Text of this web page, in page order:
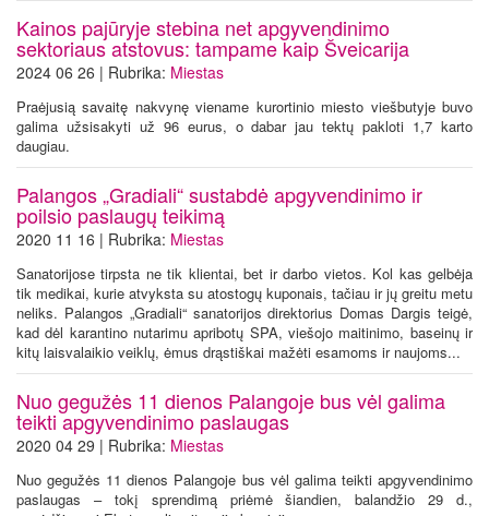
Kainos pajūryje stebina net apgyvendinimo
sektoriaus atstovus: tampame kaip Šveicarija
2024 06 26 | Rubrika: Miestas
Praėjusią savaitę nakvynę viename kurortinio miesto viešbutyje buvo
galima užsisakyti už 96 eurus, o dabar jau tektų pakloti 1,7 karto
daugiau.
Palangos „Gradiali“ sustabdė apgyvendinimo ir
poilsio paslaugų teikimą
2020 11 16 | Rubrika: Miestas
Sanatorijose tirpsta ne tik klientai, bet ir darbo vietos. Kol kas gelbėja
tik medikai, kurie atvyksta su atostogų kuponais, tačiau ir jų greitu metu
neliks. Palangos „Gradiali“ sanatorijos direktorius Domas Dargis teigė,
kad dėl karantino nutarimu apribotų SPA, viešojo maitinimo, baseinų ir
kitų laisvalaikio veiklų, ėmus drąstiškai mažėti esamoms ir naujoms...
Nuo gegužės 11 dienos Palangoje bus vėl galima
teikti apgyvendinimo paslaugas
2020 04 29 | Rubrika: Miestas
Nuo gegužės 11 dienos Palangoje bus vėl galima teikti apgyvendinimo
paslaugas – tokį sprendimą priėmė šiandien, balandžio 29 d.,